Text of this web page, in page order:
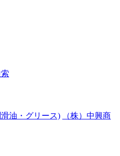
油・グリース)
（株）中興商